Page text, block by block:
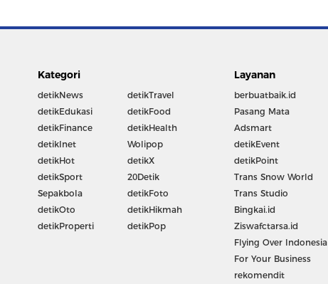
Kategori
detikNews
detikEdukasi
detikFinance
detikInet
detikHot
detikSport
Sepakbola
detikOto
detikProperti
detikTravel
detikFood
detikHealth
Wolipop
detikX
20Detik
detikFoto
detikHikmah
detikPop
Layanan
berbuatbaik.id
Pasang Mata
Adsmart
detikEvent
detikPoint
Trans Snow World
Trans Studio
Bingkai.id
Ziswafctarsa.id
Flying Over Indonesia
For Your Business
rekomendit